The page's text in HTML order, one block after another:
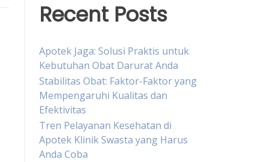
Recent Posts
Apotek Jaga: Solusi Praktis untuk
Kebutuhan Obat Darurat Anda
Stabilitas Obat: Faktor-Faktor yang
Mempengaruhi Kualitas dan
Efektivitas
Tren Pelayanan Kesehatan di
Apotek Klinik Swasta yang Harus
Anda Coba